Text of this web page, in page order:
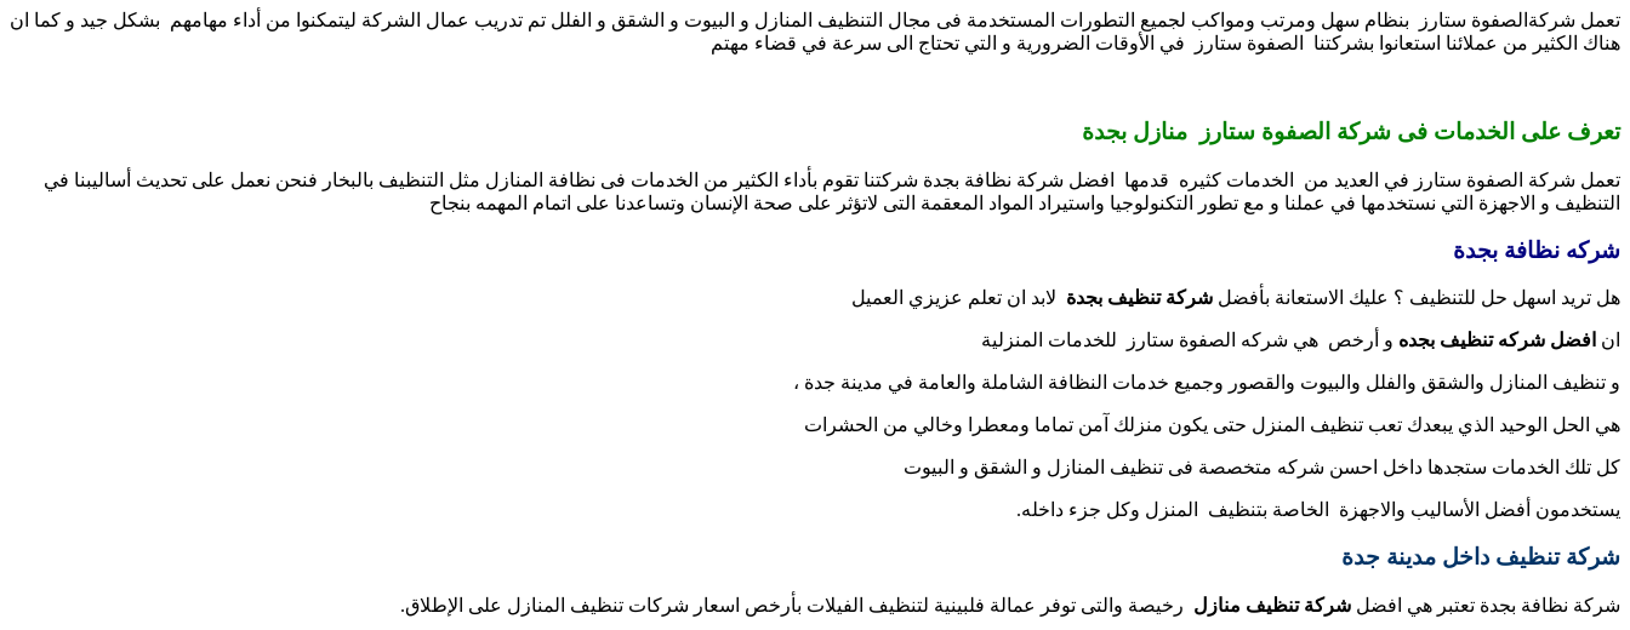
تعمل شركةالصفوة ستارز بنظام سهل ومرتب ومواكب لجميع التطورات المستخدمة فى مجال التنظيف المنازل و البيوت و الشقق و الفلل تم تدريب عمال الشركة ليتمكنوا من أداء مهامهم بشكل جيد و كما ان
هناك الكثير من عملائنا استعانوا بشركتنا الصفوة ستارز في الأوقات الضرورية و التي تحتاج الى سرعة في قضاء مهتم
تعرف على الخدمات فى شركة الصفوة ستارز منازل بجدة
تعمل شركة الصفوة ستارز في العديد من الخدمات كثيره قدمها افضل شركة نظافة بجدة شركتنا تقوم بأداء الكثير من الخدمات فى نظافة المنازل مثل التنظيف بالبخار فنحن نعمل على تحديث أساليبنا في
التنظيف و الاجهزة التي نستخدمها في عملنا و مع تطور التكنولوجيا واستيراد المواد المعقمة التى لاتؤثر على صحة الإنسان وتساعدنا على اتمام المهمه بنجاح
شركه نظافة بجدة
هل تريد اسهل حل للتنظيف ؟ عليك الاستعانة بأفضل شركة تنظيف بجدة لابد ان تعلم عزيزي العميل
ان افضل شركه تنظيف بجده و أرخص هي شركه الصفوة ستارز للخدمات المنزلية
و تنظيف المنازل والشقق والفلل والبيوت والقصور وجميع خدمات النظافة الشاملة والعامة في مدينة جدة ،
هي الحل الوحيد الذي يبعدك تعب تنظيف المنزل حتى يكون منزلك آمن تماما ومعطرا وخالي من الحشرات
كل تلك الخدمات ستجدها داخل احسن شركه متخصصة فى تنظيف المنازل و الشقق و البيوت
يستخدمون أفضل الأساليب والاجهزة الخاصة بتنظيف المنزل وكل جزء داخله.
شركة تنظيف داخل مدينة جدة
شركة نظافة بجدة تعتبر هي افضل شركة تنظيف منازل رخيصة والتى توفر عمالة فلبينية لتنظيف الفيلات بأرخص اسعار شركات تنظيف المنازل على الإطلاق.